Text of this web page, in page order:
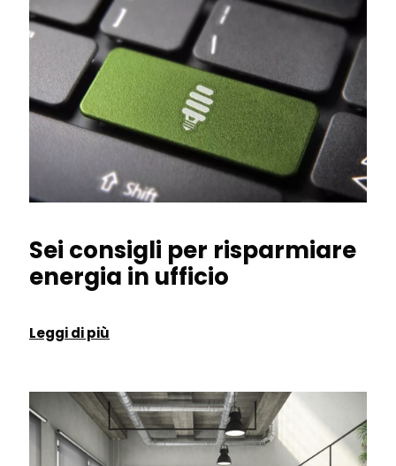
Sei consigli per risparmiare
energia in ufficio
Leggi di più